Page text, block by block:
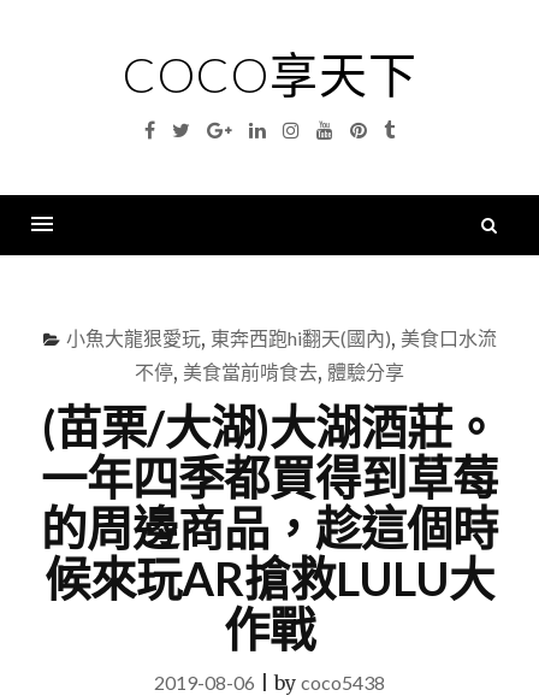
COCO享天下
Facebook
TwitterGoogleLinkedinInstagramYouTubePinterest
Tumblr
小魚大龍狠愛玩, 東奔西跑hi翻天(國內), 美食口水流
不停, 美食當前啃食去, 體驗分享
(苗栗/大湖)大湖酒莊。
一年四季都買得到草莓
的周邊商品，趁這個時
候來玩AR搶救LULU大
作戰
2019-08-06 |by coco5438